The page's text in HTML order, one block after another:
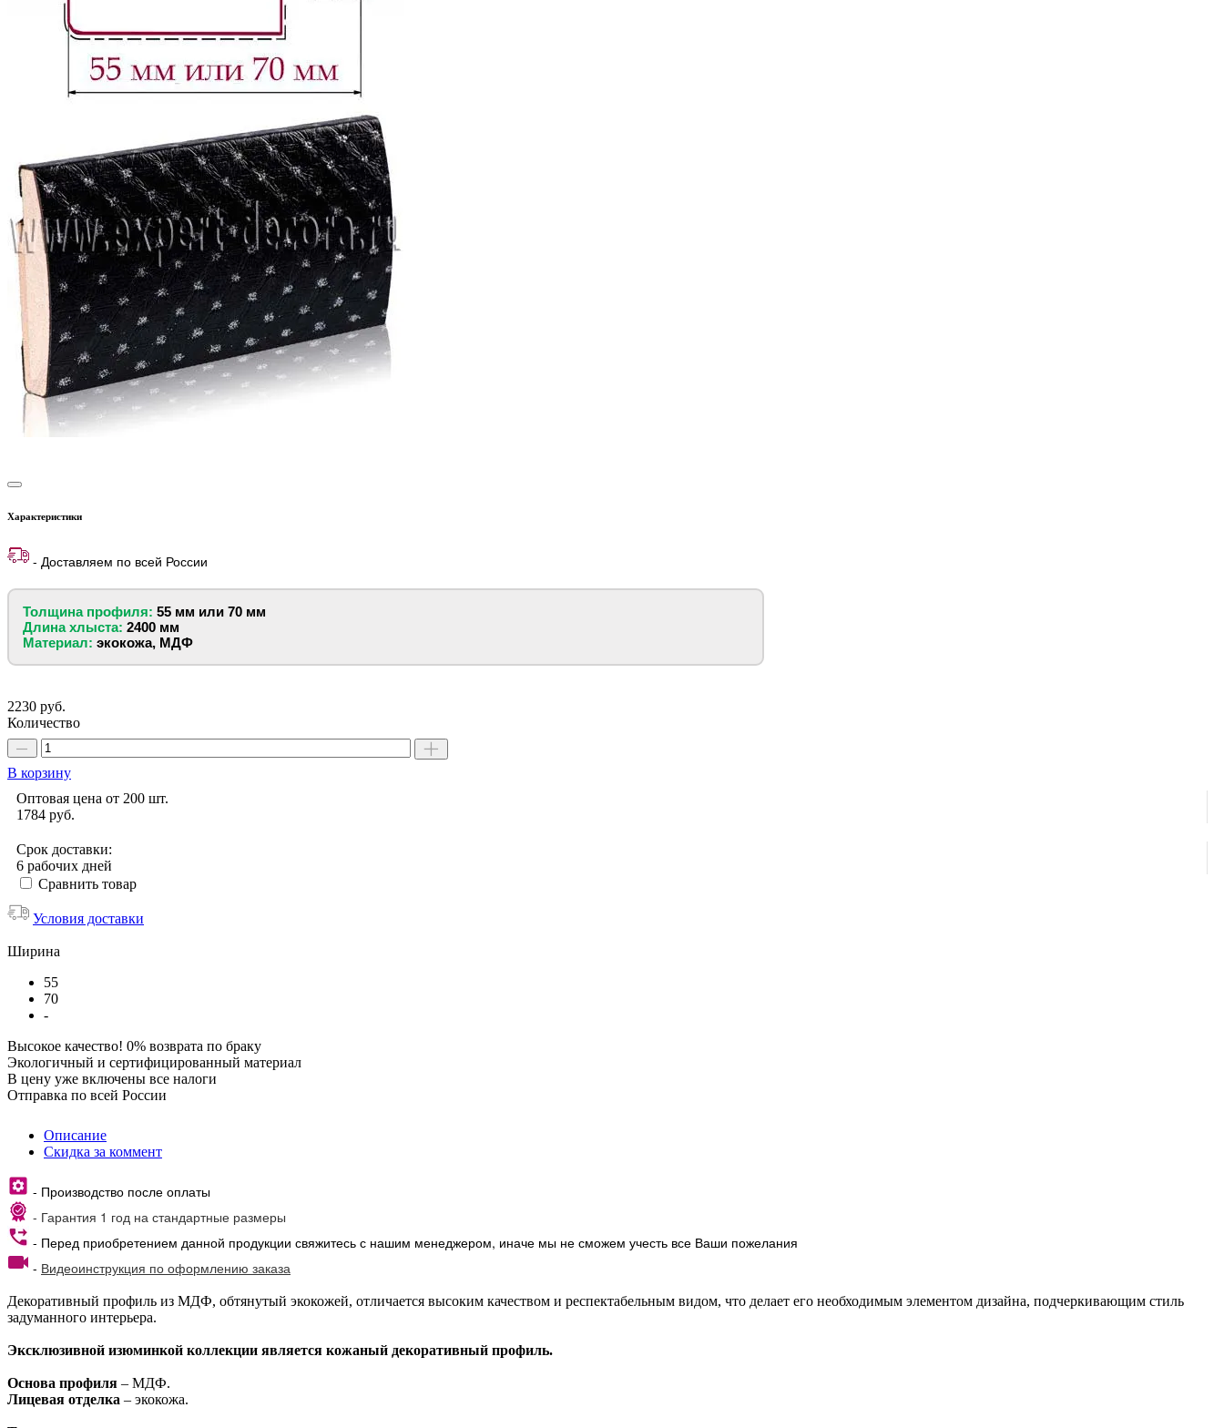
Характеристики
- Доставляем по всей России
Толщина профиля: 55 мм или 70 мм
Длина хлыста: 2400 мм
Материал: экокожа, МДФ
2230 руб.
Количество
В корзину
Оптовая цена от 200 шт.
1784 руб.
Срок доставки:
6 рабочих дней
Сравнить товар
Условия доставки
Ширина
55
70
-
Высокое качество! 0% возврата по браку
Экологичный и сертифицированный материал
В цену уже включены все налоги
Отправка по всей России
Описание
Скидка за коммент
- Производство после оплаты
- Гарантия 1 год на стандартные размеры
- Перед приобретением данной продукции свяжитесь с нашим менеджером, иначе мы не сможем учесть все Ваши пожелания
- Видеоинструкция по оформлению заказа
Декоративный профиль из МДФ, обтянутый экокожей, отличается высоким качеством и респектабельным видом, что делает его необходимым элементом дизайна, подчеркивающим стиль
задуманного интерьера.
Эксклюзивной изюминкой коллекции является кожаный декоративный профиль.
Основа профиля – МДФ.
Лицевая отделка – экокожа.